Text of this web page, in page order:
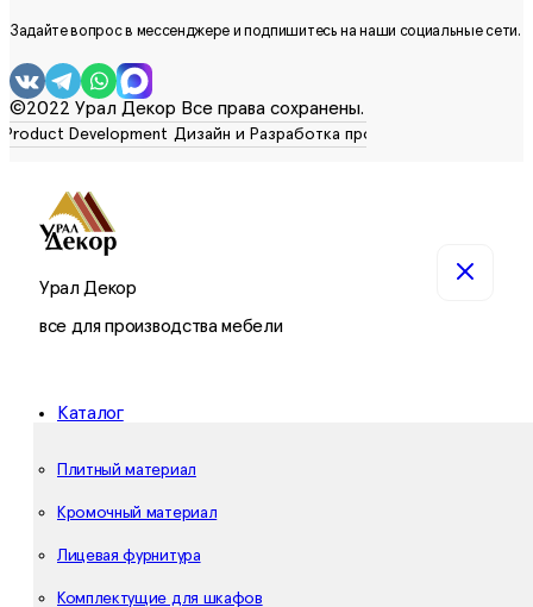
Задайте вопрос в мессенджере и подпишитесь на наши социальные сети.
©2022 Урал Декор Все права сохранены.
Урал Декор
все для производства мебели
Каталог
Плитный материал
Кромочный материал
Лицевая фурнитура
Комплектущие для шкафов